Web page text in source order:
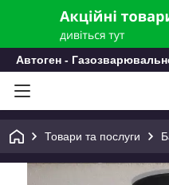
Автоген -
Товари та послуги